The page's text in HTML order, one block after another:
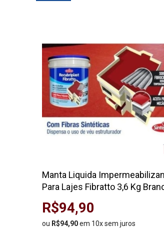
Manta Liquida
Para Lajes Fibratto 3,6 Kg
R$94,90
ou R$94,90em 10x sem juros